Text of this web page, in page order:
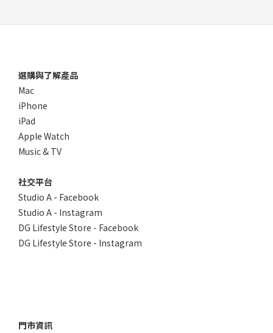
選購與了解產品
Mac
iPhone
iPad
Apple Watch
Music & TV
社交平台
Studio A - Facebook
Studio A - Instagram
DG Lifestyle Store - Facebook
DG Lifestyle Store - Instagram
門市資訊